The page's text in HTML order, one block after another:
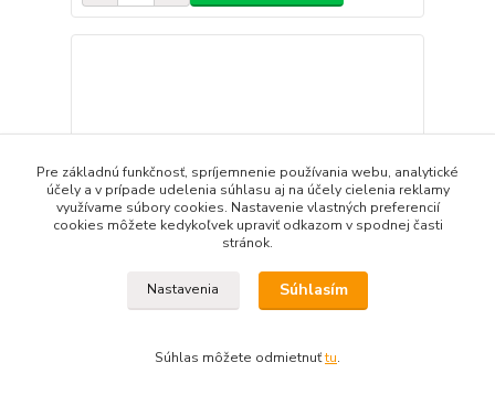
Pre základnú funkčnosť, spríjemnenie používania webu, analytické
účely a v prípade udelenia súhlasu aj na účely cielenia reklamy
využívame súbory cookies. Nastavenie vlastných preferencií
cookies môžete kedykoľvek upraviť odkazom v spodnej časti
stránok.
Nastavenia Súhlasím
Súhlas môžete odmietnuťtu.